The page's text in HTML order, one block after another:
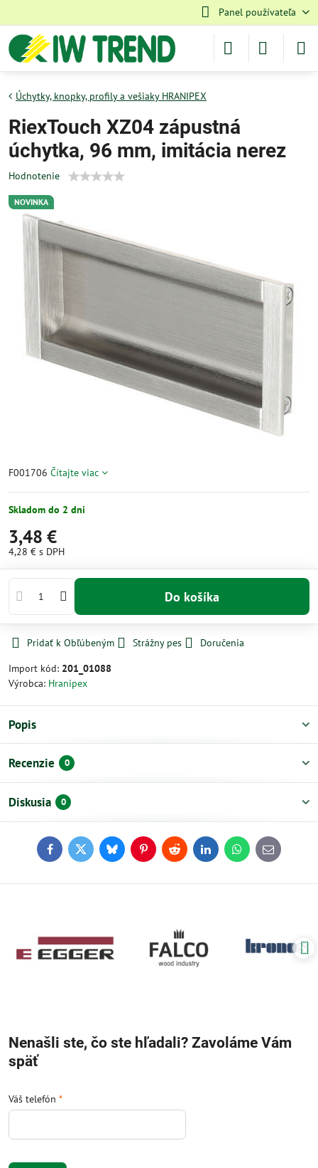
Panel používateľa
NOVINKA
Úchytky, knopky, profily a vešiaky HRANIPEX
RiexTouch XZ04 zápustná
úchytka, 96 mm, imitácia nerez
Hodnotenie
F001706 Čítajte viac
Skladom do 2 dni
3,48 €
4,28 € s DPH
Do košíka
Pridať k Obľúbeným Strážny pes
Doručenia
Import kód: 201_01088
Výrobca: Hranipex
Popis
Recenzie 0
Diskusia 0
FacebookTwitterBlueskyPinterestReddit LinkedInWhatsApp
E-
mail
Nenašli ste, čo ste hľadali? Zavoláme Vám
späť
Váš telefón *